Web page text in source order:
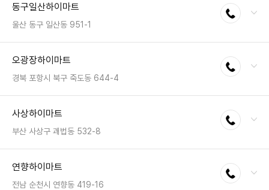
팩스 : 050-2222-1634
영업시간 : 금일 10:30~20:30
동구일산하이마트
울산 동구 일산동 951-1
전화연결
팩스 : 050-2222-1757
영업시간 : 금일 10:30~20:30
오광장하이마트
경북 포항시 북구 죽도동 644-4
전화연결
팩스 : 050-2222-1672
영업시간 : 금일 10:30~20:30
사상하이마트
부산 사상구 괘법동 532-8
전화연결
팩스 : 050-2222-1789
영업시간 : 금일 10:30~20:30
연향하이마트
전남 순천시 연향동 419-16
전화연결